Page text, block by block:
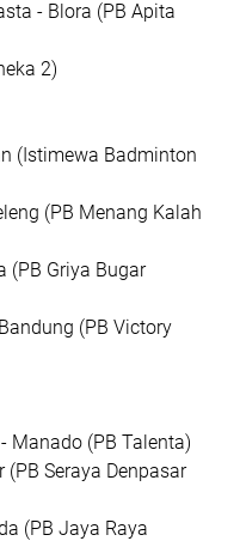
- Blora (PB Apita
2)
(Istimewa Badminton
(PB Menang Kalah
(PB Griya Bugar
(PB Victory
Manado (PB Talenta)
Seraya Denpasar
(PB Jaya Raya